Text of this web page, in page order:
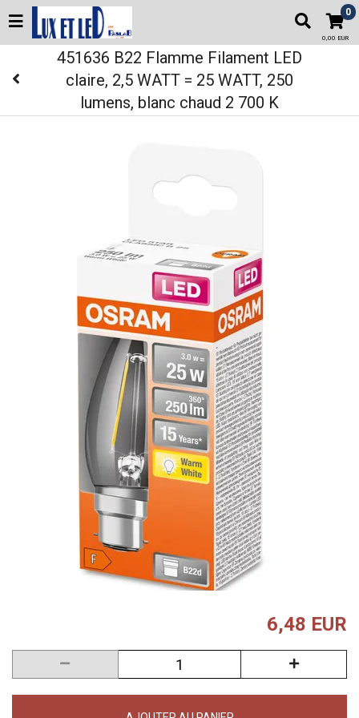
0
0,00 EUR
451636 B22 Flamme Filament LED
claire, 2,5 WATT = 25 WATT, 250
lumens, blanc chaud 2 700 K
6,48 EUR